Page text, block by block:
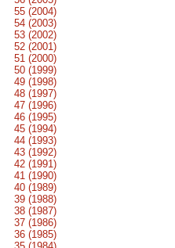
55 (2004)
54 (2003)
53 (2002)
52 (2001)
51 (2000)
50 (1999)
49 (1998)
48 (1997)
47 (1996)
46 (1995)
45 (1994)
44 (1993)
43 (1992)
42 (1991)
41 (1990)
40 (1989)
39 (1988)
38 (1987)
37 (1986)
36 (1985)